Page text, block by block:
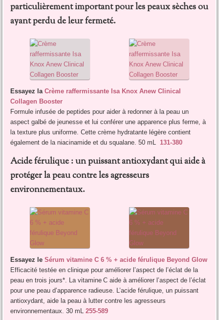
particulièrement important pour les peaux sèches ou
ayant perdu de leur fermeté.
Essayez la Crème raffermissante Isa Knox Anew Clinical
Collagen Booster
Formule infusée de peptides pour aider à redonner à la peau un
aspect galbé de jeunesse et lui conférer une apparence plus ferme, à
la texture plus uniforme. Cette crème hydratante légère contient
également de la niacinamide et du squalane. 50 mL131-380
Acide férulique : un puissant antioxydant qui aide à
protéger la peau contre les agresseurs
environnementaux.
Essayez le Sérum vitamine C 6 % + acide férulique Beyond Glow
Efficacité testée en clinique pour améliorer l’aspect de l’éclat de la
peau en trois jours*. La vitamine C aide à améliorer l’aspect de l’éclat
pour une peau d’apparence radieuse. L’acide férulique, un puissant
antioxydant, aide la peau à lutter contre les agresseurs
environnementaux. 30 mL255-589